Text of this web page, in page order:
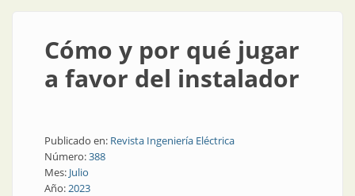
Cómo y por qué jugar
a favor del instalador
Publicado en: Revista Ingeniería Eléctrica
Número:388
Mes: Julio
Año:2023